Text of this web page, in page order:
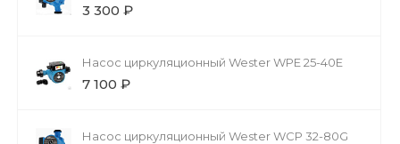
3 300 ₽
Насос циркуляционный Wester WPE 25-40Е
7 100 ₽
Насос циркуляционный Wester WCP 32-80G